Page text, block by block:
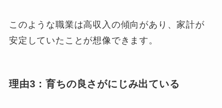
このような職業は高収入の傾向があり、家計が
安定していたことが想像できます。
理由3：育ちの良さがにじみ出ている